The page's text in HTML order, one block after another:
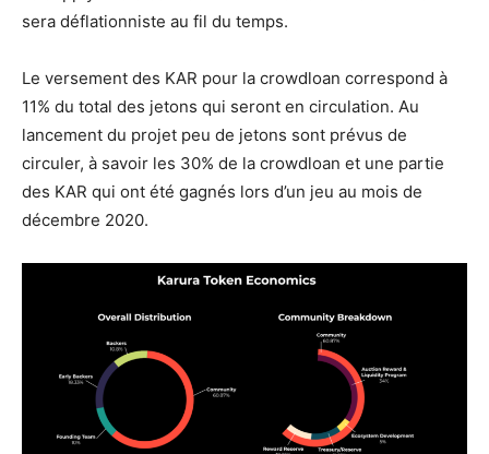
sera déflationniste au fil du temps.
Le versement des KAR pour la crowdloan correspond à
11% du total des jetons qui seront en circulation. Au
lancement du projet peu de jetons sont prévus de
circuler, à savoir les 30% de la crowdloan et une partie
des KAR qui ont été gagnés lors d’un jeu au mois de
décembre 2020.